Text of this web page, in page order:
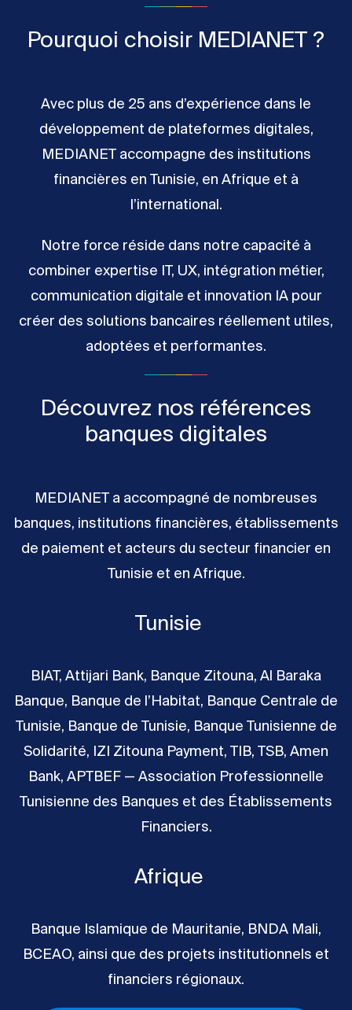
Pourquoi choisir MEDIANET ?
Avec plus de 25 ans d’expérience dans le
développement de plateformes digitales,
MEDIANET accompagne des institutions
financières en Tunisie, en Afrique et à
l’international.
Notre force réside dans notre capacité à
combiner expertise IT, UX, intégration métier,
communication digitale et innovation IA pour
créer des solutions bancaires réellement utiles,
adoptées et performantes.
Découvrez nos références
banques digitales
MEDIANET a accompagné de nombreuses
banques, institutions financières, établissements
de paiement et acteurs du secteur financier en
Tunisie et en Afrique.
Tunisie
BIAT, Attijari Bank, Banque Zitouna, Al Baraka
Banque, Banque de l’Habitat, Banque Centrale de
Tunisie, Banque de Tunisie, Banque Tunisienne de
Solidarité, IZI Zitouna Payment, TIB, TSB, Amen
Bank, APTBEF — Association Professionnelle
Tunisienne des Banques et des Établissements
Financiers.
Afrique
Banque Islamique de Mauritanie, BNDA Mali,
BCEAO, ainsi que des projets institutionnels et
financiers régionaux.